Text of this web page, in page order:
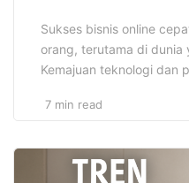
Sukses bisnis online
orang, terutama di dunia
Kemajuan teknologi dan
untuk memulai bisnis
yang tertarik untuk
melalui platform digital.
7 min read